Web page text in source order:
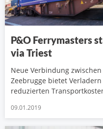
P&O Ferrymasters
via Triest
Neue Verbindung
Zeebrugge bietet
reduzierten
09.01.2019